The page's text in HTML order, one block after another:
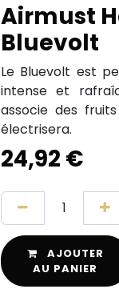
Airmust
Bluevolt
Le Bluevolt est
intense et
associe des
électrisera.
24,92 €
AJOUTER
AU PANIER